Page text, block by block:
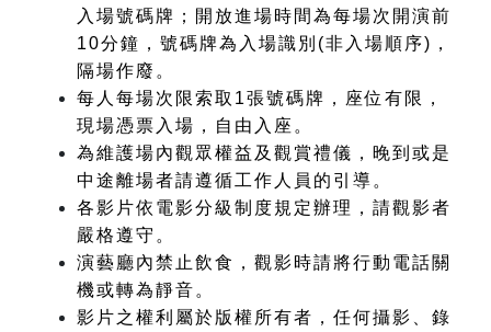
入場號碼牌；開放進場時間為每場次開演前
10分鐘，號碼牌為入場識別(非入場順序)，
隔場作廢。
每人每場次限索取1張號碼牌，座位有限，
現場憑票入場，自由入座。
為維護場內觀眾權益及觀賞禮儀，晚到或是
中途離場者請遵循工作人員的引導。
各影片依電影分級制度規定辦理，請觀影者
嚴格遵守。
演藝廳內禁止飲食，觀影時請將行動電話關
機或轉為靜音。
影片之權利屬於版權所有者，任何攝影、錄